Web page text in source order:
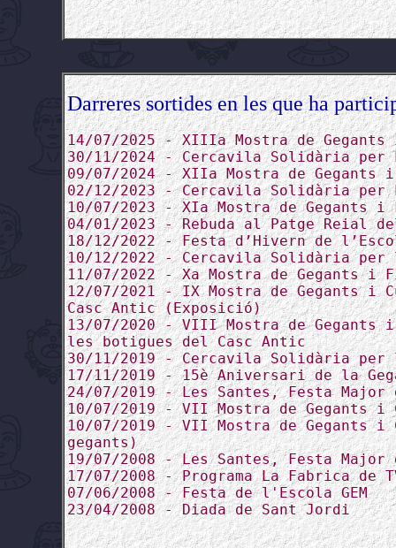
Darreres sortides en les que ha
14/07/2025 - XIIIa Mostra de
30/11/2024 - Cercavila Solidària per
09/07/2024 - XIIa Mostra de Gegants
02/12/2023 - Cercavila Solidària per
10/07/2023 - XIa Mostra de Gegants i
04/01/2023 - Rebuda al Patge Reial
18/12/2022 - Festa d’Hivern de
10/12/2022 - Cercavila Solidària per
11/07/2022 - Xa Mostra de Gegants i
12/07/2021 - IX Mostra de Gegants i
Casc Antic (Exposició)
13/07/2020 - VIII Mostra de Gegants
les botigues del Casc Antic
30/11/2019 - Cercavila Solidària per
17/11/2019 - 15è Aniversari de la
24/07/2019 - Les Santes, Festa Major
10/07/2019 - VII Mostra de Gegants
10/07/2019 - VII Mostra de Gegants
gegants)
19/07/2008 - Les Santes, Festa Major
17/07/2008 - Programa La Fabrica de
07/06/2008 - Festa de l'Escola GEM
23/04/2008 - Diada de Sant Jordi